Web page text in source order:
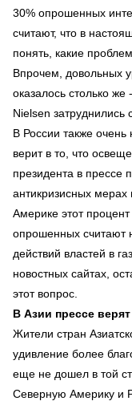
30% опрошенных
считают, что в
понять, какие
Впрочем, довольных
оказалось столько же
Nielsen затруднились
В России также
верит в то, что
президента в прессе
антикризисных
Америке этот
опрошенных считают
действий властей в
новостных сайтах,
этот вопрос.
В Азии прессе
Жители стран
удивление более
еще не дошел в той
Северную Америку и